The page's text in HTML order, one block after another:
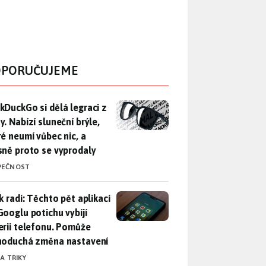
si dělá legraci z Mety. Nabízí sluneční brýle, které
si dělá legraci z
Nabízí sluneční brýle,
neumí vůbec nic, a
proto se vyprodaly
radí: Těchto pět aplikací od Googlu potichu vybíjí baterii
radí: Těchto pět aplikací
potichu vybíjí
telefonu. Pomůže
změna nastavení
TRIKY